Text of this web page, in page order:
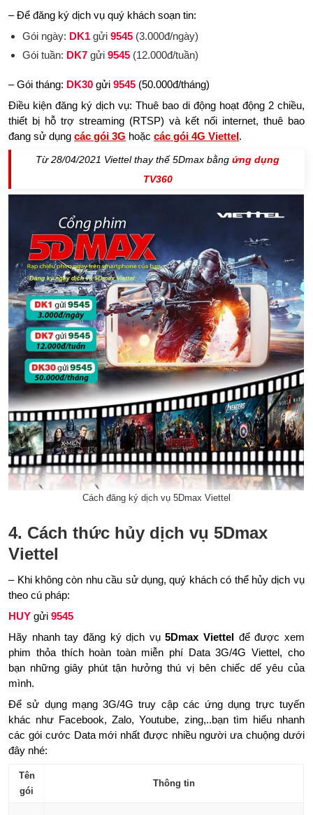
– Để đăng ký dịch vụ quý khách soạn tin:
Gói ngày: DK1 gửi9545 (3.000đ/ngày)
Gói tuần: DK7 gửi9545 (12.000đ/tuần)
– Gói tháng: DK30 gửi9545 (50.000đ/tháng)
Điều kiện đăng ký dịch vụ: Thuê bao di động hoạt động 2 chiều,
thiết bị hỗ trợ streaming (RTSP) và kết nối internet, thuê bao
đang sử dụngcác gói 3G hoặccác gói 4G Viettel.
Từ 28/04/2021 Viettel thay thế 5Dmax bằngứng dụng
TV360
Cách đăng ký dịch vụ 5Dmax Viettel
4. Cách thức hủy dịch vụ 5Dmax
Viettel
– Khi không còn nhu cầu sử dụng, quý khách có thể hủy dịch vụ
theo cú pháp:
HUY gửi9545
Hãy nhanh tay đăng ký dịch vụ5Dmax Viettelđể được xem
phim thỏa thích hoàn toàn miễn phí Data 3G/4G Viettel, cho
bạn những giây phút tận hưởng thú vị bên chiếc dế yêu của
mình.
Để sử dụng mạng 3G/4G truy cập các ứng dụng trực tuyến
khác như Facebook, Zalo, Youtube, zing,..bạn tìm hiểu nhanh
các gói cước Data mới nhất được nhiều người ưa chuộng dưới
đây nhé:
Tên
gói
Thông tin